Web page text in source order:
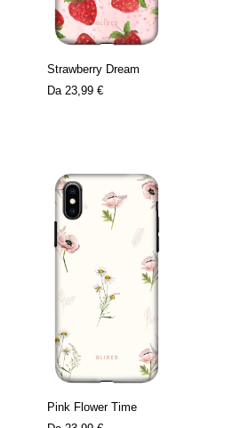
Strawberry Dream
Da 23,99 €
Pink Flower Time